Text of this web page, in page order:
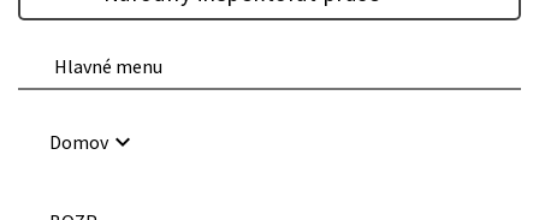
Hlavné menu
Domovkeyboard_arrow_down